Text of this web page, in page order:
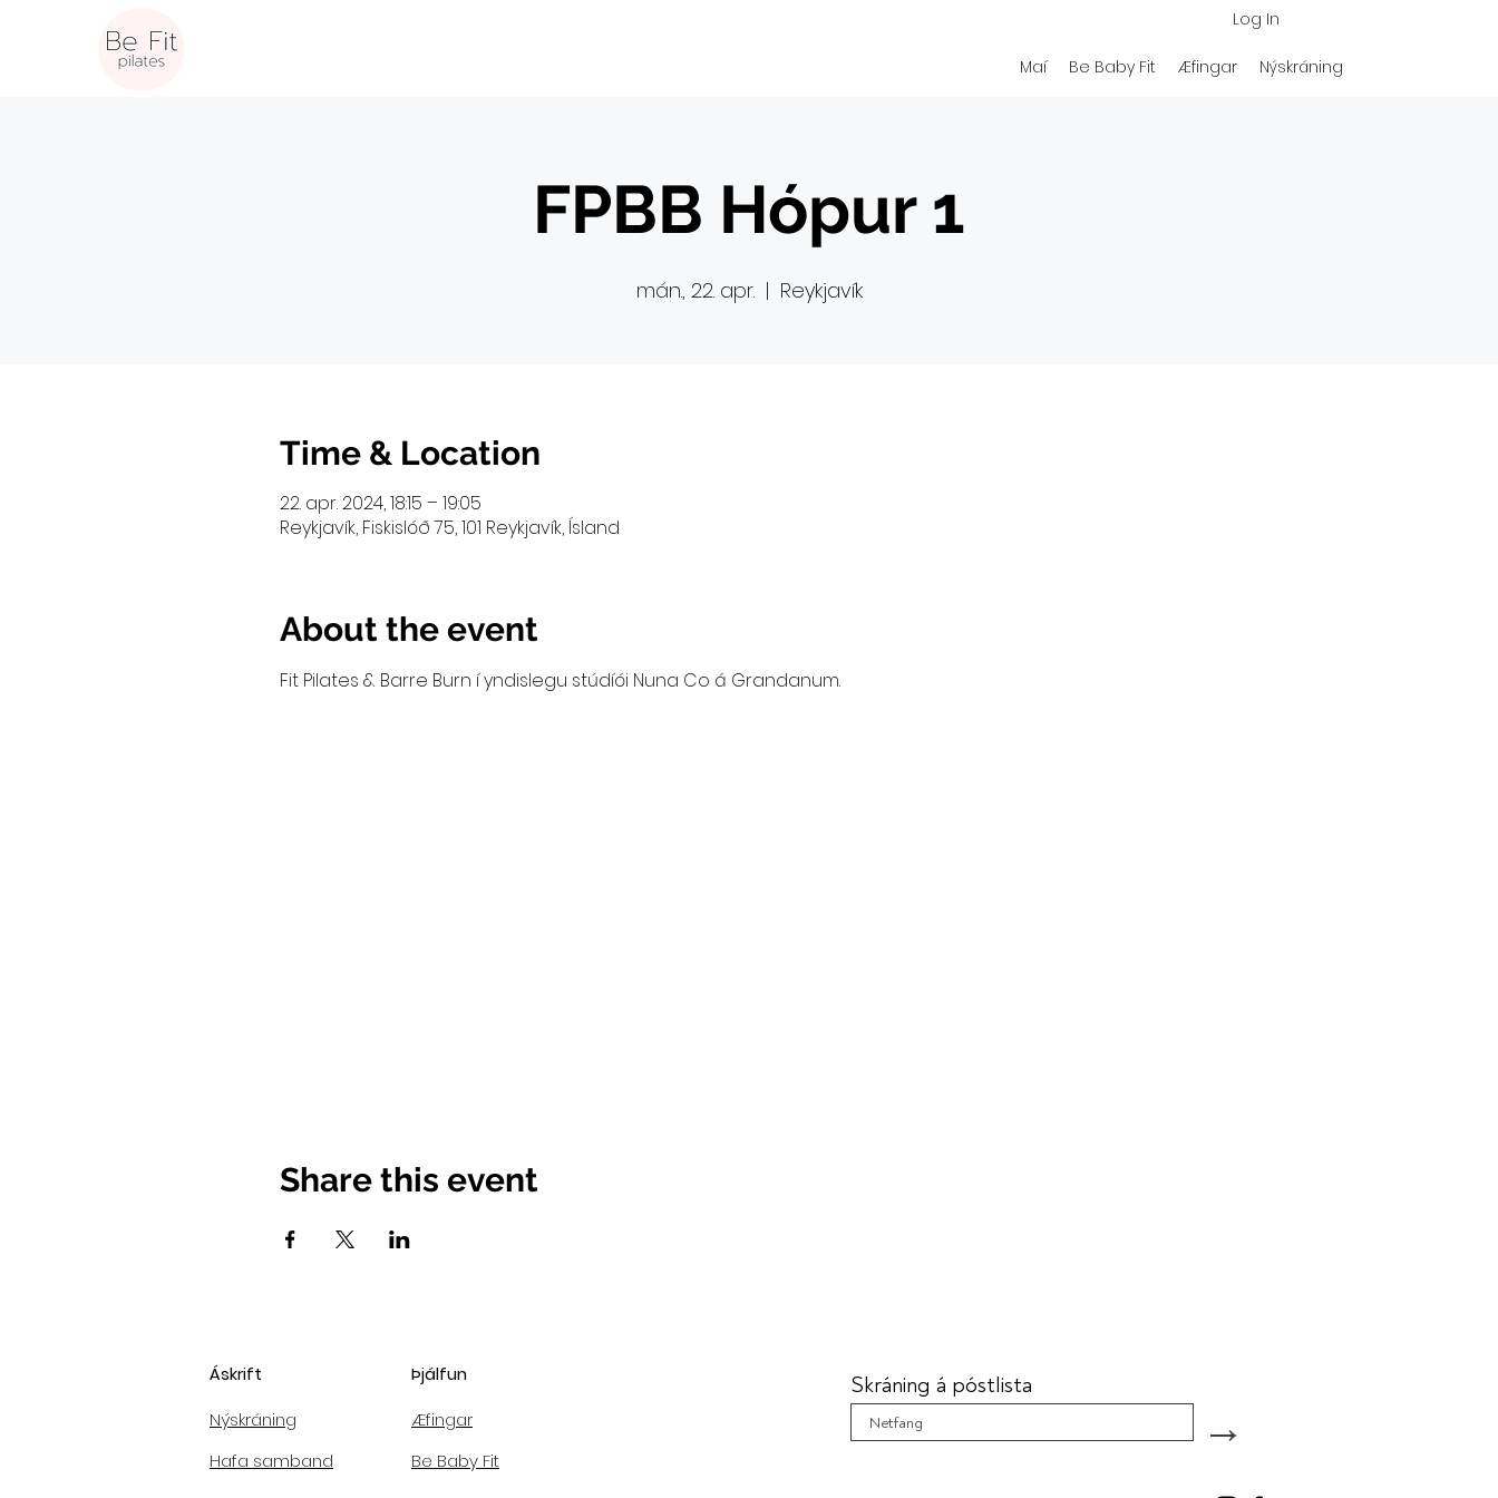
Maí Be Baby Fit Æfingar Nýskráning
Log In
FPBB Hópur 1
mán., 22. apr.
  |
Reykjavík
Time & Location
22. apr. 2024, 18:15 – 19:05
Reykjavík, Fiskislóð 75, 101 Reykjavík, Ísland
About the event
Fit Pilates & Barre Burn í yndislegu stúdíói Nuna Co á Grandanum.
Share this event
Áskrift
Þjálfun
Nýskráning
Æfingar
Hafa samband
Be Baby Fit
Skráning á póstlista
→